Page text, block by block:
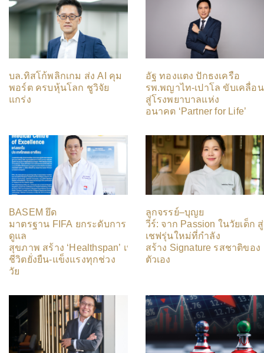
บล.ทิสโก้พลิกเกม ส่ง AI คุม
พอร์ต ครบหุ้นโลก ชูวิจัย
แกร่ง
อัฐ ทองแตง ปักธงเครือ
รพ.พญาไท-เปาโล ขับเคลื่อน
สู่โรงพยาบาลแห่ง
อนาคต ‘Partner for Life’
BASEM ยึด
มาตรฐาน FIFA ยกระดับการ
ดูแล
สุขภาพ สร้าง ‘Healthspan’ เพื่อ
ชีวิตยั่งยืน-แข็งแรงทุกช่วง
วัย
ลูกจรรย์–บุญย
วีร์: จาก Passion ในวัยเด็ก สู่
เชฟรุ่นใหม่ที่กำลัง
สร้าง Signature รสชาติของ
ตัวเอง